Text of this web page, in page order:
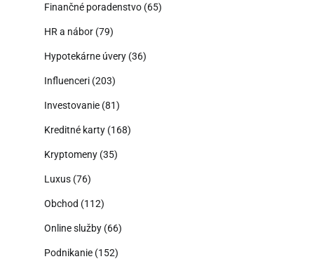
Finančné poradenstvo (65)
HR a nábor (79)
Hypotekárne úvery (36)
Influenceri (203)
Investovanie (81)
Kreditné karty (168)
Kryptomeny (35)
Luxus (76)
Obchod (112)
Online služby (66)
Podnikanie (152)